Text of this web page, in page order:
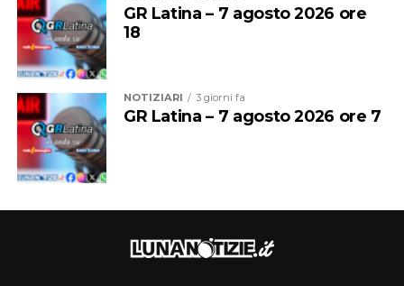
GR Latina – 7 agosto 2026 ore
18
NOTIZIARI 3 giorni fa
GR Latina – 7 agosto 2026 ore 7